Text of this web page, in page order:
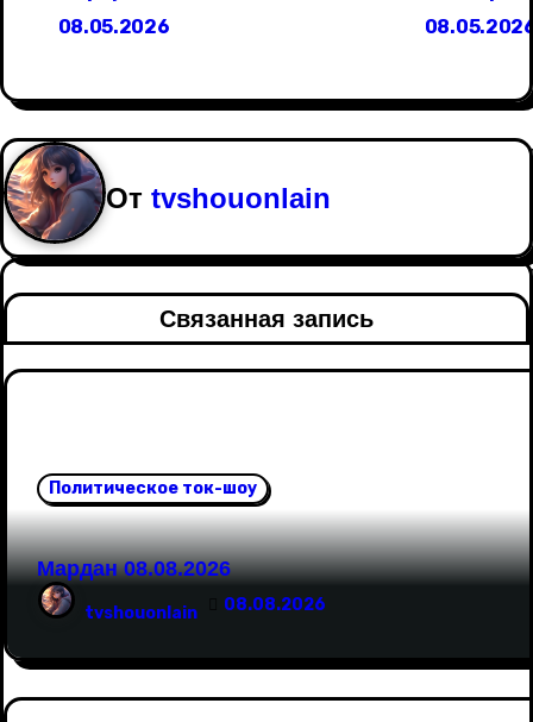
и
г
а
ц
и
я
з
а
п
и
с
08.05.2026
От tvshouonlain
Связанная запись
Политическое ток-шоу
Мардан 08.08.2026
tvshouonlain 08.08.2026